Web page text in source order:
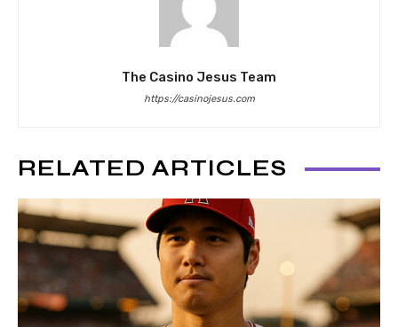
The Casino Jesus Team
https://casinojesus.com
RELATED ARTICLES